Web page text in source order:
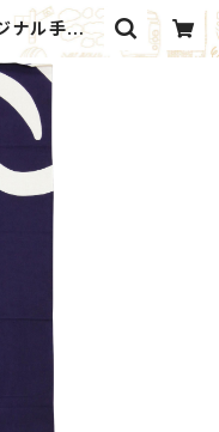
ナル手ぬぐ
MARKE